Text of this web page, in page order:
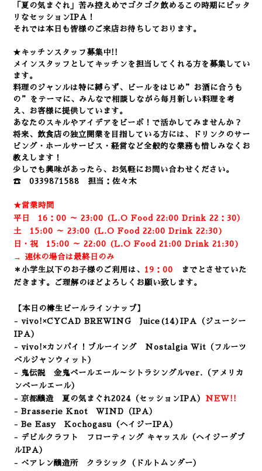
「夏の気まぐれ」苦み控えめでゴクゴク飲めるこの時期にピッタ
リなセッションIPA！
それでは本日も皆様のご来店お待ちしております。
★キッチンスタッフ募集中!!
メインスタッフとしてキッチンを担当してくれる方を募集してい
ます。
料理のジャンルは特に縛らず、ビールをはじめ”お酒に合うも
の”をテーマに、みんなで相談しながら毎月新しい料理を考
え、お客様に提供しています。
あなたのスキルやアイデアをビーボ！で活かしてみませんか？
将来、飲食店の独立開業を目指している方には、ドリンクのサー
ビング・ホールサービス・経営など全般的な業務も惜しみなくお
教えします！
少しでも興味があったら、お気軽にお問い合わせください。
☎ 0339871588 担当：佐々木
★営業時間
平日 16：00 ～ 23:00 (L.O Food 22:00 Drink 22：30）
土 15:00 ～ 23:00 (L.O Food 22:00 Drink 22:30)
日・祝 15:00 ～ 22:00 (L.O Food 21:00 Drink 21:30)
→ 連休の場合は最終日のみ
＊小学生以下のお子様のご利用は、 19：00
までとさせていた
だきます。ご理解のほどよろしくお願い致します。
【本日の樽生ビールラインナップ】
- vivo!×CYCAD BREWING Juice(14)IPA （ジューシー
IPA）
- vivo!×カンパイ！ブルーイング Nostalgia Wit（フルーツ
ベルジャンウィット）
- 鬼伝説 金鬼ペールエール～シトラシングルver.（アメリカ
ンペールエール）
- 京都醸造 夏の気まぐれ2024 （セッションIPA） NEW!!
- Brasserie Knot WIND （IPA）
- Be Easy Kochogasu（ヘイジーIPA）
- デビルクラフト フローティング キャッスル（ヘイジーダブ
ルIPA）
- べアレン醸造所 クラシック（ドルトムンダー）